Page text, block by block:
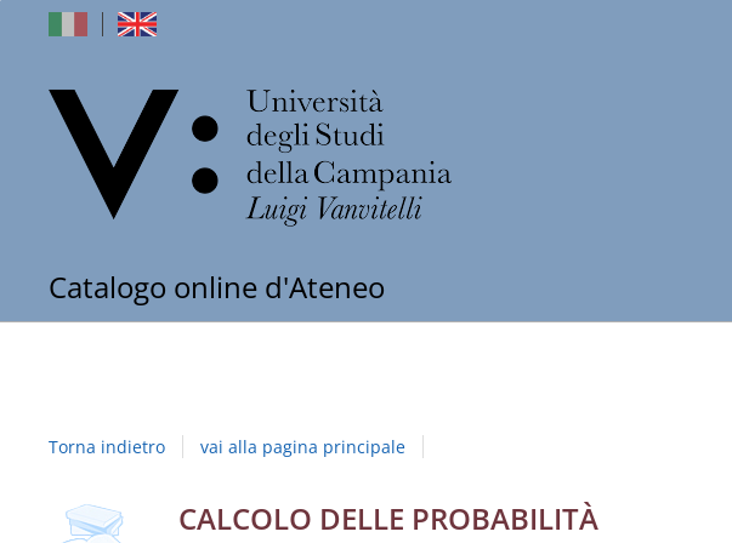
Catalogo online d'Ateneo
degli
Campania
"Luigi
Torna indietro vai alla pagina principale
Dettaglio
copertina CALCOLO DELLE PROBABILITÀ